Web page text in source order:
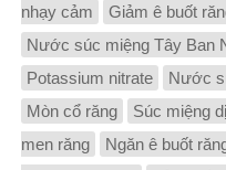
nhạy cảm
Giảm ê buốt
Nước súc miệng Tây Ban
Potassium nitrate
Nước
Mòn cổ răng
Súc miệng
men răng
Ngăn ê buốt